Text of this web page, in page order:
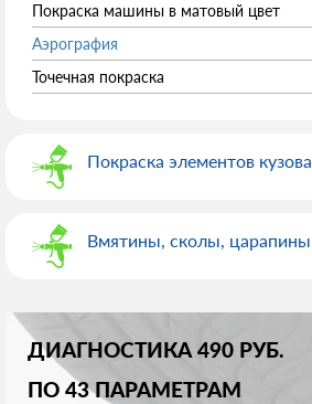
Покраска машины в матовый цвет
Аэрография
Точечная покраска
Покраска элементов кузова
Вмятины, сколы, царапины
ДИАГНОСТИКА 490 РУБ.
ПО 43 ПАРАМЕТРАМ